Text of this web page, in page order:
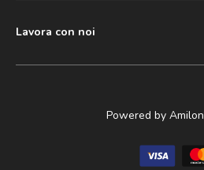
Lavora con noi
Powered by Amilon